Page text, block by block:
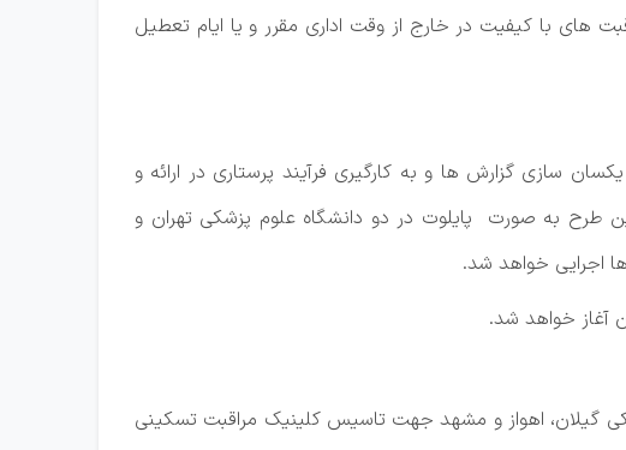
‌های با کیفیت در خارج از وقت اداری مقرر و یا ایام تعطیل
‌سازی گزارش ‌ها و به کارگیری فرآیند پرستاری در ارائه و
طرح به صورت پایلوت در دو دانشگاه علوم پزشکی تهران و
اجرایی خواهد شد.
آغاز خواهد شد.
گیلان، اهواز و مشهد جهت تاسیس کلینیک مراقبت تسکینی